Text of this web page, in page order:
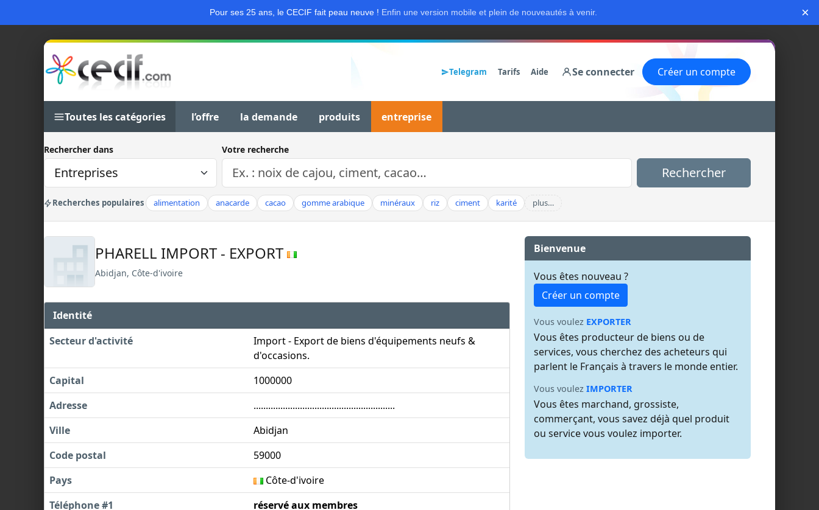
Pour ses 25 ans, le CECIF fait peau neuve ! Enfin une version mobile et plein de nouveautés à venir. ×
Telegram Tarifs Aide Se connecter Créer un compte
Toutes les catégories l’offre la demande produits entreprise
Rechercher dans Votre recherche
Rechercher
Recherches populaires alimentation anacarde cacao gomme arabique minéraux riz ciment karité plus…
PHARELL IMPORT - EXPORT
Abidjan, Côte-d'ivoire
Identité
Secteur d'activité
Import - Export de biens d'équipements neufs &
d'occasions.
Capital
1000000
Adresse
..........................................................
Ville
Abidjan
Code postal
59000
Pays
Côte-d'ivoire
Téléphone #1
réservé aux membres
Bienvenue
Vous êtes nouveau ?
Créer un compte
Vous voulez EXPORTER
Vous êtes producteur de biens ou de
services, vous cherchez des acheteurs qui
parlent le Français à travers le monde entier.
Vous voulez IMPORTER
Vous êtes marchand, grossiste,
commerçant, vous savez déjà quel produit
ou service vous voulez importer.